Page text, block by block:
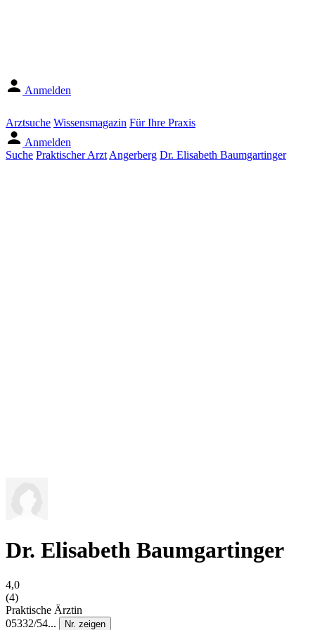
Anmelden
Arztsuche Wissensmagazin Für Ihre Praxis
Anmelden
Suche Praktischer Arzt Angerberg Dr. Elisabeth Baumgartinger
Dr. Elisabeth Baumgartinger
4,0
(4)
Praktische Ärztin
05332/54...
Nr. zeigen